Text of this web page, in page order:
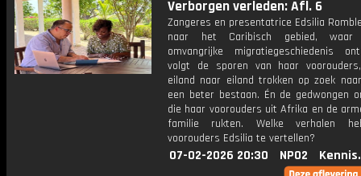
Verborgen verleden: Afl. 6
Zangeres en presentatrice Edsilia
naar het Caribisch gebied,
omvangrijke migratiegeschiedenis
volgt de sporen van haar
eiland naar eiland trokken op zoek
een beter bestaan. Én de gedwongen
die haar voorouders uit Afrika en de
familie rukten. Welke verhalen
voorouders Edsilia te vertellen?
07-02-2026 20:30 NPO2